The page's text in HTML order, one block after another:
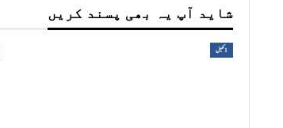
شاید آپ یہ بھی پسند کریں
1کھیل